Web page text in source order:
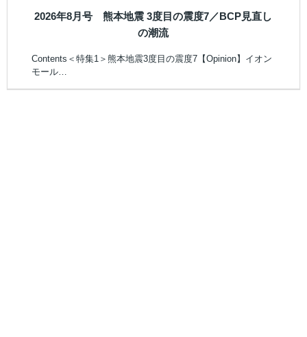
2026年8月号 熊本地震 3度目の震度7／BCP見直し
の潮流
Contents＜特集1＞熊本地震3度目の震度7【Opinion】イオン
モール…